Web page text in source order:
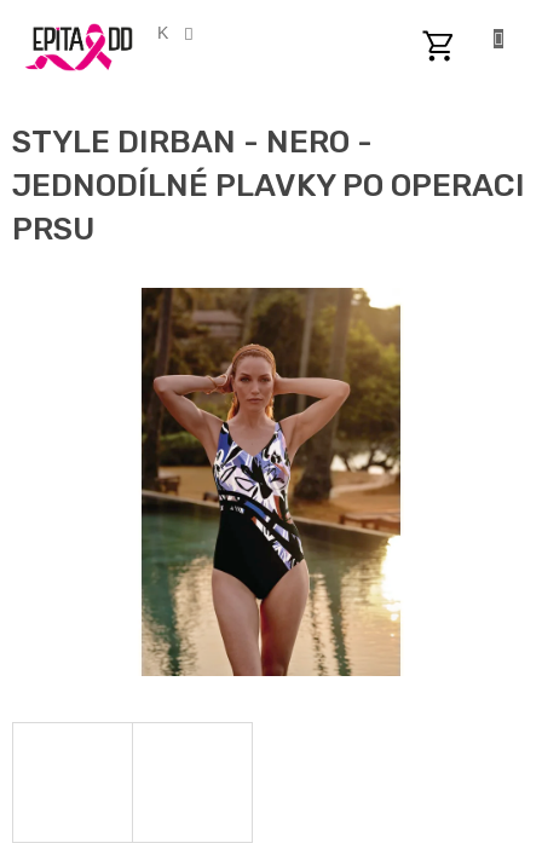
obsah
CZK
STYLE DIRBAN - NERO -
JEDNODÍLNÉ PLAVKY PO OPERACI
PRSU